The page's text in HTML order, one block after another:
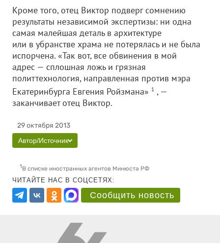
Кроме того, отец Виктор подверг сомнению
результаты независимой экспертизы: ни одна
самая малейшая деталь в архитектуре
или в убранстве храма не потерялась и не была
испорчена. «Так вот, все обвинения в мой
адрес — сплошная ложь и грязная
политтехнология, направленная против мэра
Екатеринбурга Евгения Ройзмана» 1 , —
заканчивает отец Виктор.
29 октября 2013
Автор/Источник
1В списке иностранных агентов Минюста РФ
ЧИТАЙТЕ НАС В СОЦСЕТЯХ:
Сообщить новость